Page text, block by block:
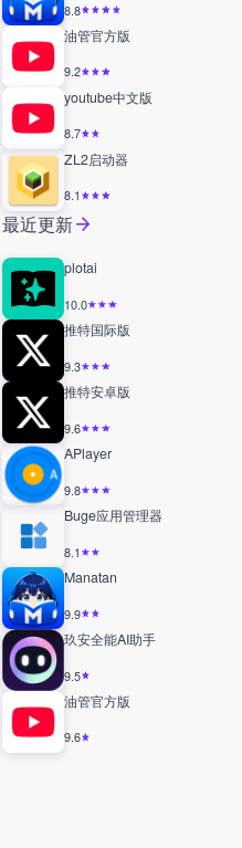
8.8
油管官方版
9.2
youtube中文版
8.7
ZL2启动器
8.1
最近更新
plotai
10.0
推特国际版
9.3
推特安卓版
9.6
APlayer
9.8
Buge应用管理器
8.1
Manatan
9.9
玖安全能AI助手
9.5
油管官方版
9.6